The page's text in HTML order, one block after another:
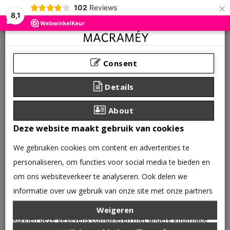
8,1
102 Reviews ×
0 product(en) - €0,00
CATEGORIEËN
Consent
Details
About
Deze website maakt gebruik van cookies
We gebruiken cookies om content en advertenties te
personaliseren, om functies voor social media te bieden en
om ons websiteverkeer te analyseren. Ook delen we
informatie over uw gebruik van onze site met onze partners
voor social media, adverteren en analyse. Deze partners
kunnen deze gegevens combineren met andere informatie
Weigeren